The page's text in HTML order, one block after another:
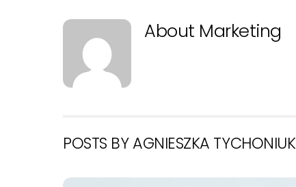
About Marketing
POSTS BY AGNIESZKA